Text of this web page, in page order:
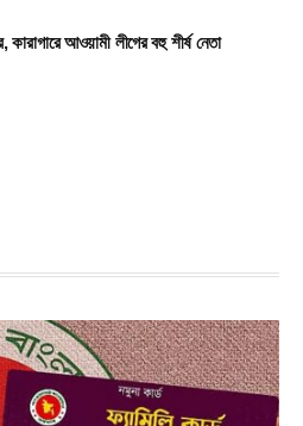
কারাগারে আওয়ামী লীগের বহু শীর্ষ নেতা